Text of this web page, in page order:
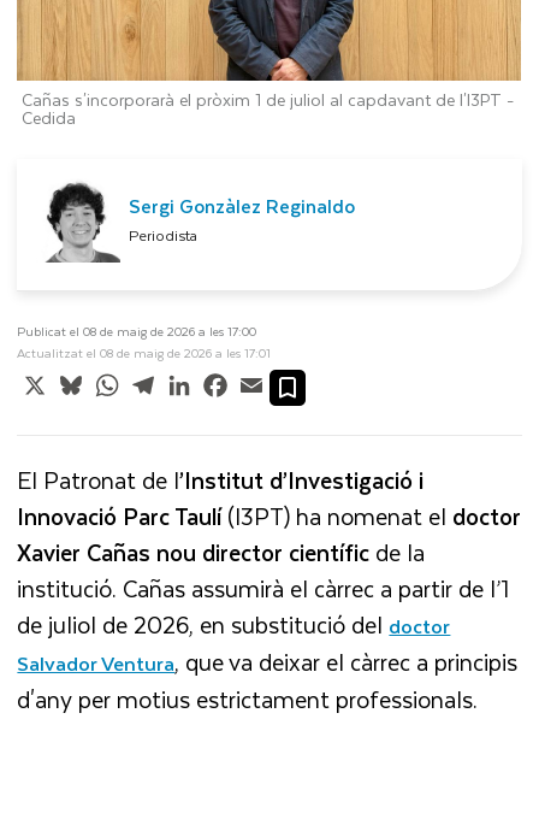
Cañas s'incorporarà el pròxim 1 de juliol al capdavant de l'I3PT -
Cedida
Sergi Gonzàlez Reginaldo
Periodista
Publicat el 08 de maig de 2026 a les 17:00
Actualitzat el 08 de maig de 2026 a les 17:01
X BlueskyWhatsApp
TelegramLinkedInFacebook
Email
El Patronat de l’Institutd’Investigació i
Innovació Parc Taulí(I3PT) ha nomenat el doctor
Xavier Cañas nou director científicde la
institució. Cañas assumirà el càrrec a partir de l’1
de juliol de 2026, en substitució del doctor
Salvador Ventura, que va deixar el càrrec a principis
d'any per motius estrictament professionals.